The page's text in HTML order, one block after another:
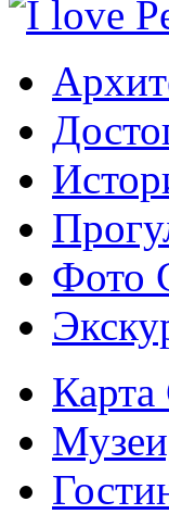
Фото
Карта